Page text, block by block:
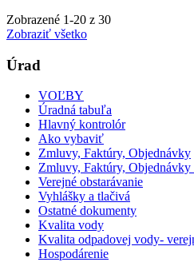
Zobrazené 1-20 z 30
Zobraziť všetko
Úrad
VOĽBY
Úradná tabuľa
Hlavný kontrolór
Ako vybaviť
Zmluvy, Faktúry, Objednávky
Zmluvy, Faktúry, Objednávky
Verejné obstarávanie
Vyhlášky a tlačivá
Ostatné dokumenty
Kvalita vody
Kvalita odpadovej vody-
Hospodárenie